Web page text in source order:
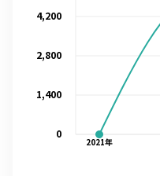
2021年
0
1,400
2,800
4,200